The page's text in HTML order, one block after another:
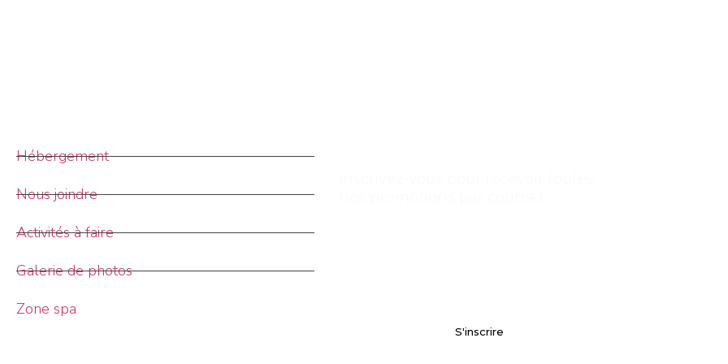
Hébergement
Nous joindre
Activités à faire
Galerie de photos
Zone spa
S'inscrire